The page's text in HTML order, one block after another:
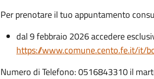
Per prenotare il tuo appuntamento
dal 9 febbraio 2026 accedere
https://www.comune.cento.fe.it/it/
Numero di Telefono: 0516843310 il